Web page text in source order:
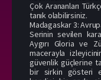
Çok Arananları
tanık olabilirsiniz.
Madagaskar 3:
Serinin sevilen
Aygırı Gloria ve
macerayla
güvenlik güçlerine
bir sirkin gösteri